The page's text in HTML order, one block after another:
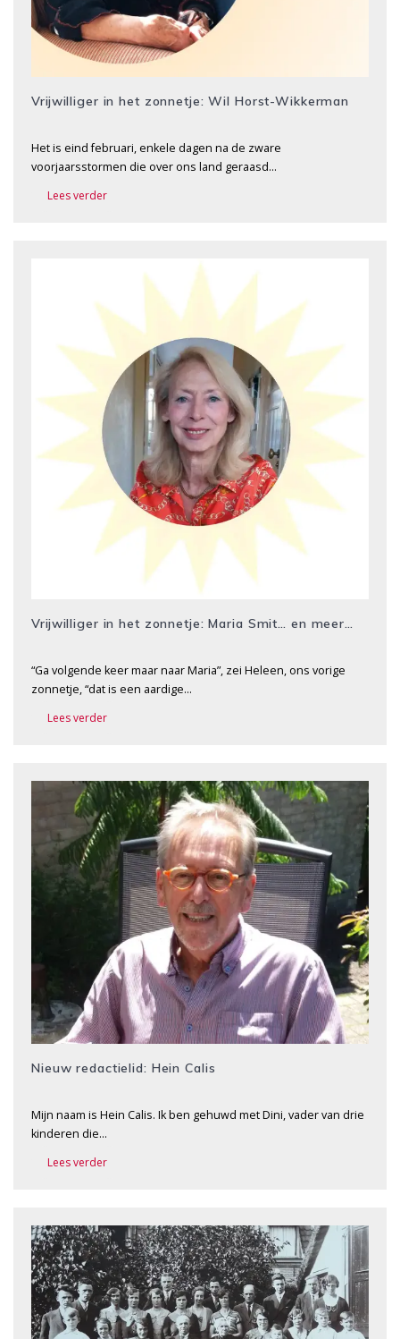
Vrijwilliger in het zonnetje: Wil Horst-Wikkerman
Het is eind februari, enkele dagen na de zware
voorjaarsstormen die over ons land geraasd…
Lees verder
Vrijwilliger in het zonnetje: Maria Smit… en meer…
“Ga volgende keer maar naar Maria”, zei Heleen, ons vorige
zonnetje, “dat is een aardige…
Lees verder
Nieuw redactielid: Hein Calis
Mijn naam is Hein Calis. Ik ben gehuwd met Dini, vader van drie
kinderen die…
Lees verder